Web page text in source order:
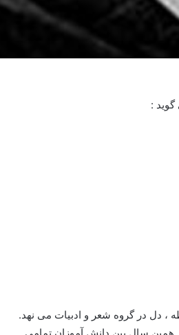
، دل در گروه شعر و ادبیات می نهد.